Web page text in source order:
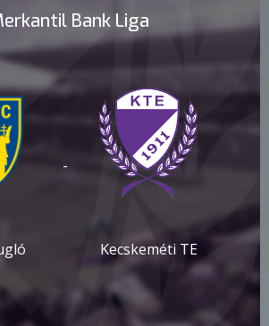
Bank Liga
-
Kecskeméti TE